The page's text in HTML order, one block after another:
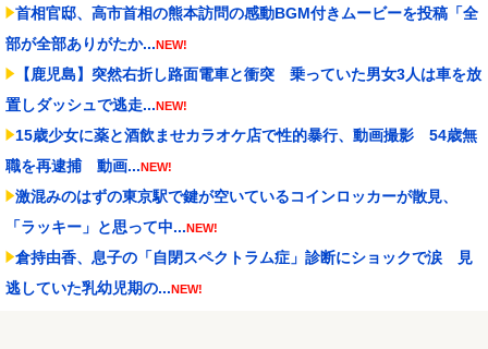
首相官邸、高市首相の熊本訪問の感動BGM付きムービーを投稿「全
部が全部ありがたか...NEW!
【鹿児島】突然右折し路面電車と衝突 乗っていた男女3人は車を放
置しダッシュで逃走...NEW!
15歳少女に薬と酒飲ませカラオケ店で性的暴行、動画撮影 54歳無
職を再逮捕 動画...NEW!
激混みのはずの東京駅で鍵が空いているコインロッカーが散見、
「ラッキー」と思って中...NEW!
倉持由香、息子の「自閉スペクトラム症」診断にショックで涙 見
逃していた乳幼児期の...NEW!